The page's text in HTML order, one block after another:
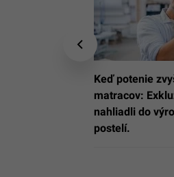
Keď potenie
matracov:
nahliadli do
postelí.